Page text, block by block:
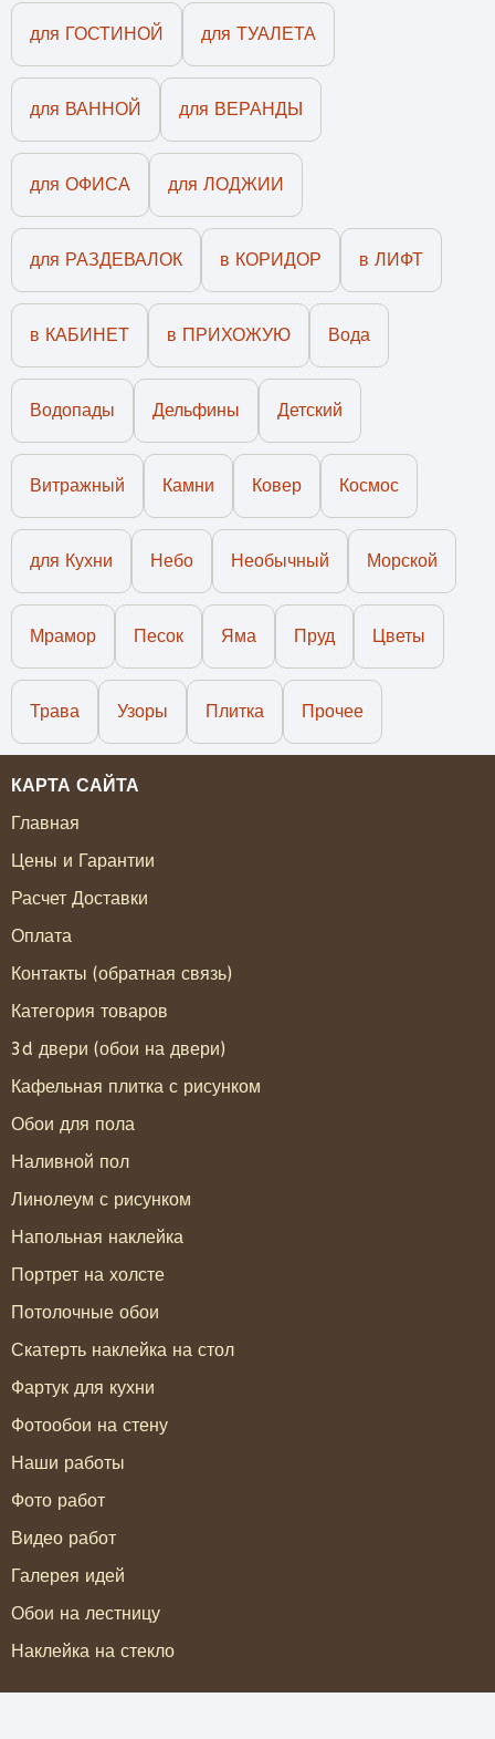
для ГОСТИНОЙ для ТУАЛЕТА
для ВАННОЙ для ВЕРАНДЫ
для ОФИСА для ЛОДЖИИ
для РАЗДЕВАЛОК в КОРИДОР в ЛИФТ
в КАБИНЕТ в ПРИХОЖУЮ Вода
Водопады Дельфины Детский
Витражный Камни Ковер Космос
для Кухни Небо Необычный Морской
Мрамор Песок Яма Пруд Цветы
Трава Узоры Плитка Прочее
КАРТА САЙТА
Главная
Цены и Гарантии
Расчет Доставки
Оплата
Контакты (обратная связь)
Категория товаров
3d двери (обои на двери)
Кафельная плитка с рисунком
Обои для пола
Наливной пол
Линолеум с рисунком
Напольная наклейка
Портрет на холсте
Потолочные обои
Скатерть наклейка на стол
Фартук для кухни
Фотообои на стену
Наши работы
Фото работ
Видео работ
Галерея идей
Обои на лестницу
Наклейка на стекло